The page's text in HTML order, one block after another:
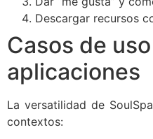
Descargar recursos
Casos de
aplicaciones
La versatilidad de
contextos: